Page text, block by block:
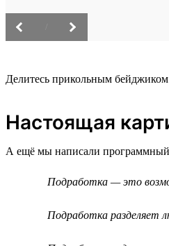
Делитесь прикольным бейджиком
Настоящая
А ещё мы написали
Подработка — это
Подработка разделяет